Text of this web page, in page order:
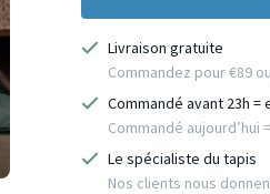
Livraison gratuite
Commandez pour €89
Commandé avant 23h
Commandé aujourd’hui
Le spécialiste du tapis
Nos clients nous